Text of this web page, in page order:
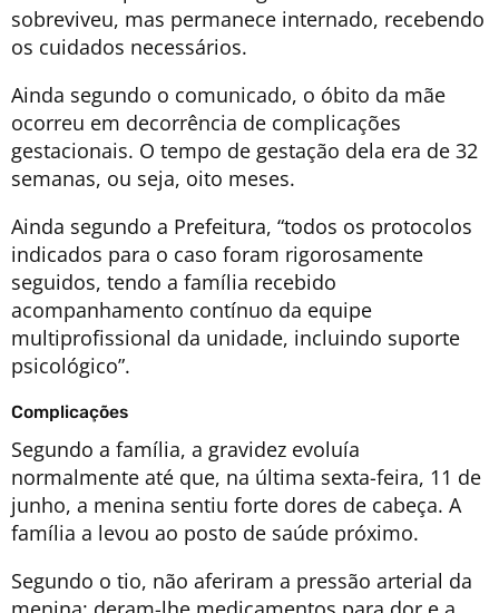
sobreviveu, mas permanece internado, recebendo
os cuidados necessários.
Ainda segundo o comunicado, o óbito da mãe
ocorreu em decorrência de complicações
gestacionais. O tempo de gestação dela era de 32
semanas, ou seja, oito meses.
Ainda segundo a Prefeitura, “todos os protocolos
indicados para o caso foram rigorosamente
seguidos, tendo a família recebido
acompanhamento contínuo da equipe
multiprofissional da unidade, incluindo suporte
psicológico”.
Complicações
Segundo a família, a gravidez evoluía
normalmente até que, na última sexta-feira, 11 de
junho, a menina sentiu forte dores de cabeça. A
família a levou ao posto de saúde próximo.
Segundo o tio, não aferiram a pressão arterial da